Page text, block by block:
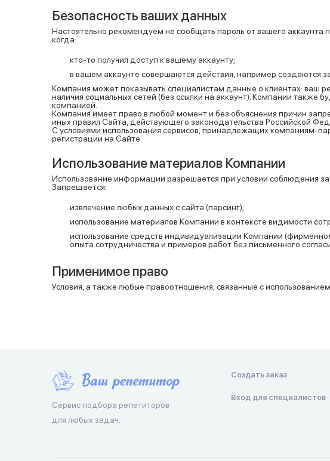
Безопасность ваших данных
Настоятельно рекомендуем не сообщать пароль от вашего аккаунта
когда:
кто-то получил доступ к вашему аккаунту;
в вашем аккаунте совершаются действия, например создаются
Компания может показывать специалистам данные о клиентах: ваш
наличия социальных сетей (без ссылки на аккаунт). Компании также
компанией.
Компания имеет право в любой момент и без объяснения причин
иных правил Сайта, действующего законодательства Российской
С условиями использования сервисов, принадлежащих компаниям-
регистрации на Сайте.
Использование материалов Компании
Использование информации разрешается при условии соблюдения
Запрещается:
извлечение любых данных с сайта (парсинг);
использование материалов Компании в контексте видимости
использование средств индивидуализации Компании
опыта сотрудничества и примеров работ без письменного
Применимое право
Условия, а также любые правоотношения, связанные с
Сервис подбора репетиторов
для любых задач.
Создать заказ
Вход для специалистов